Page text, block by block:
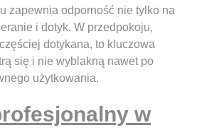
zapewnia odporność nie tylko na
i dotyk. W przedpokoju,
dotykana, to kluczowa
się i nie wyblakną nawet po
użytkowania.
w